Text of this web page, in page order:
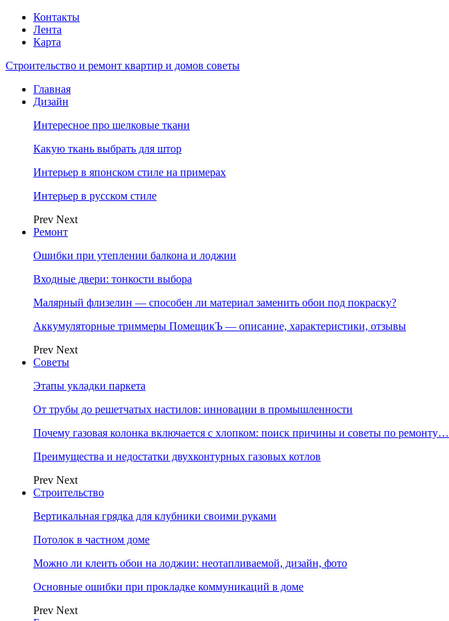
Контакты
Лента
Карта
Строительство и ремонт квартир и домов советы
Главная
Дизайн
Интересное про шелковые ткани
Какую ткань выбрать для штор
Интерьер в японском стиле на примерах
Интерьер в русском стиле
Prev Next
Ремонт
Ошибки при утеплении балкона и лоджии
Входные двери: тонкости выбора
Малярный флизелин — способен ли материал заменить обои под покраску?
Аккумуляторные триммеры ПомещикЪ — описание, характеристики, отзывы
Prev Next
Советы
Этапы укладки паркета
От трубы до решетчатых настилов: инновации в промышленности
Почему газовая колонка включается с хлопком: поиск причины и советы по ремонту…
Преимущества и недостатки двухконтурных газовых котлов
Prev Next
Строительство
Вертикальная грядка для клубники своими руками
Потолок в частном доме
Можно ли клеить обои на лоджии: неотапливаемой, дизайн, фото
Основные ошибки при прокладке коммуникаций в доме
Prev Next